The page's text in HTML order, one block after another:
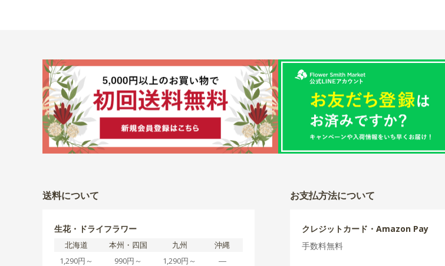
送料について
生花・ドライフラワー
北海道 本州・四国 九州
沖縄
1,290円～
990円～ 1,290円～ ―
お支払方法について
クレジットカード・Amazon Pay
手数料無料